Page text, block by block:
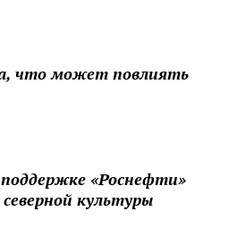
что может повлиять
«Роснефти»
культуры